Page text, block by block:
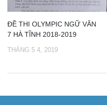
ĐỀ THI OLYMPIC NGỮ VĂN
7 HÀ TĨNH 2018-2019
THÁNG 5 4, 2019